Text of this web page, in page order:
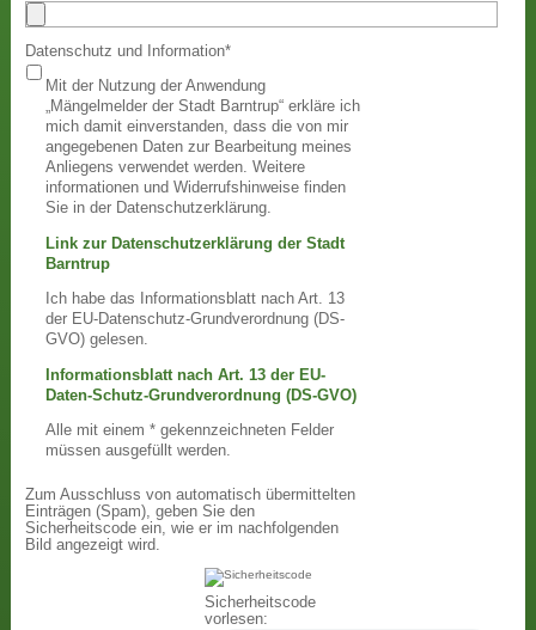
Datenschutz und Information*
Mit der Nutzung der Anwendung
„Mängelmelder der Stadt Barntrup“ erkläre ich
mich damit einverstanden, dass die von mir
angegebenen Daten zur Bearbeitung meines
Anliegens verwendet werden. Weitere
informationen und Widerrufshinweise finden
Sie in der Datenschutzerklärung.
Link zur Datenschutzerklärung der Stadt
Barntrup
Ich habe das Informationsblatt nach Art. 13
der EU-Datenschutz-Grundverordnung (DS-
GVO) gelesen.
Informationsblatt nach Art. 13 der EU-
Daten-Schutz-Grundverordnung (DS-GVO)
Alle mit einem * gekennzeichneten Felder
müssen ausgefüllt werden.
Zum Ausschluss von automatisch übermittelten
Einträgen (Spam), geben Sie den
Sicherheitscode ein, wie er im nachfolgenden
Bild angezeigt wird.
Sicherheitscode
vorlesen: